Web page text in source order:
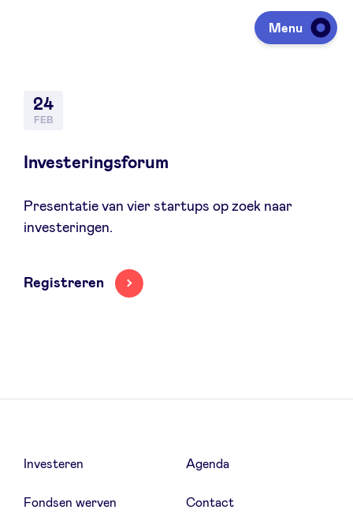
Menu
Fondsen ophalen
Portfolio
Agenda
24
FEB
Investeringsforum
Presentatie van vier startups op zoek naar
investeringen.
Registreren
Investeren
Fondsen werven
Agenda
Contact